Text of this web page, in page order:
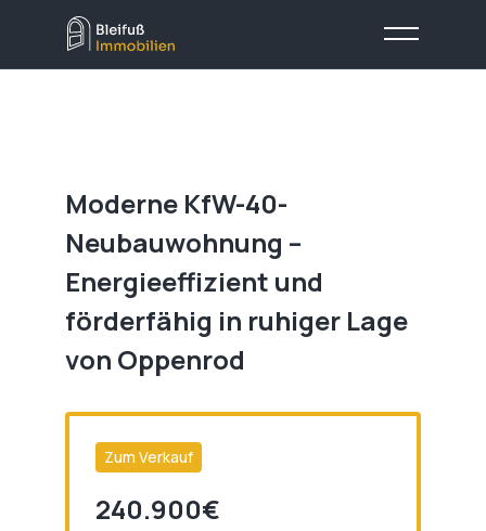
Moderne KfW-40-
Neubauwohnung –
Energieeffizient und
förderfähig in ruhiger Lage
von Oppenrod
Zum Verkauf
240.900€